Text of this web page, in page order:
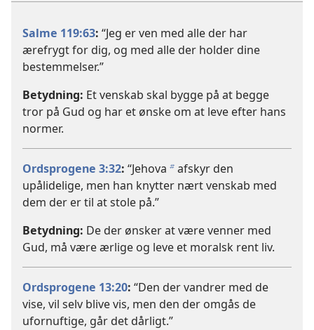
Salme 119:63: “Jeg er ven med alle der har
ærefrygt for dig, og med alle der holder dine
bestemmelser.”
Betydning: Et venskab skal bygge på at begge
tror på Gud og har et ønske om at leve efter hans
normer.
Ordsprogene 3:32: “Jehova bafskyr den
upålidelige, men han knytter nært venskab med
dem der er til at stole på.”
Betydning: De der ønsker at være venner med
Gud, må være ærlige og leve et moralsk rent liv.
Ordsprogene 13:20: “Den der vandrer med de
vise, vil selv blive vis, men den der omgås de
ufornuftige, går det dårligt.”